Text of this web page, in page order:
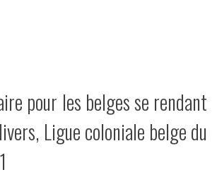
pour les belges se rendant
Ligue coloniale belge du